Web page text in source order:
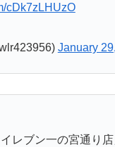
cDk7zLHUzO
January
レブン一の宮通り店